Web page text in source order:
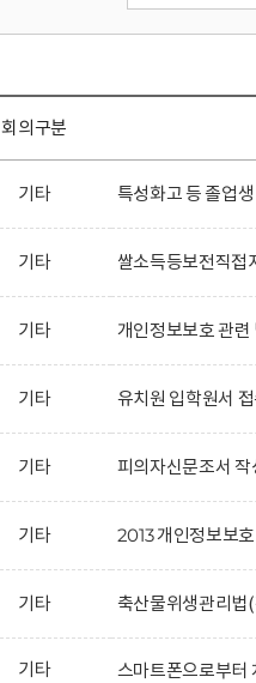
회의구분
기타 특성화고 등 졸업
기타 쌀소득등보전직접
기타 개인정보보호 관련
기타 유치원 입학원서
기타 피의자신문조서 작
기타 2013 개인정보보
기타 축산물위생관리법
기타 스마트폰으로부터